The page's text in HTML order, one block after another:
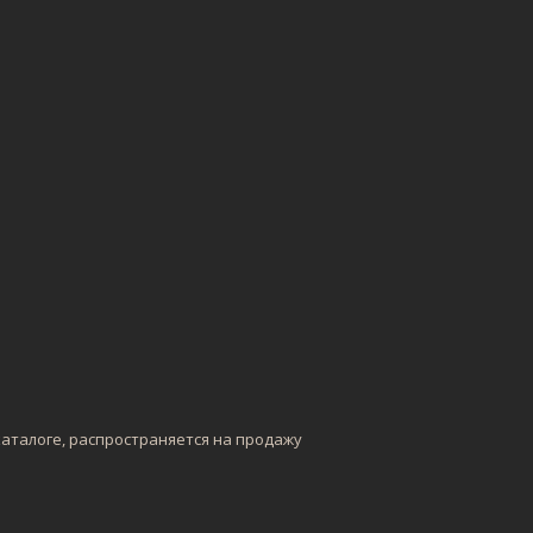
распространяется на продажу